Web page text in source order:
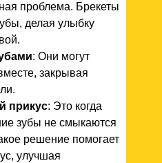
проблема. Брекеты
делая улыбку
: Они могут
закрывая
прикус: Это когда
зубы не смыкаются
решение помогает
улучшая